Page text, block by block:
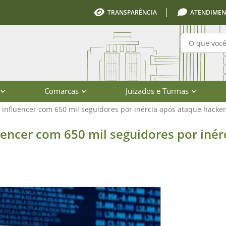
TRANSPARÊNCIA
Comarcas Juizados e Turmas
com 650 mil seguidores por inércia após ataque hacker
650 mil seguidores por inércia
com 650 mil seguidores por